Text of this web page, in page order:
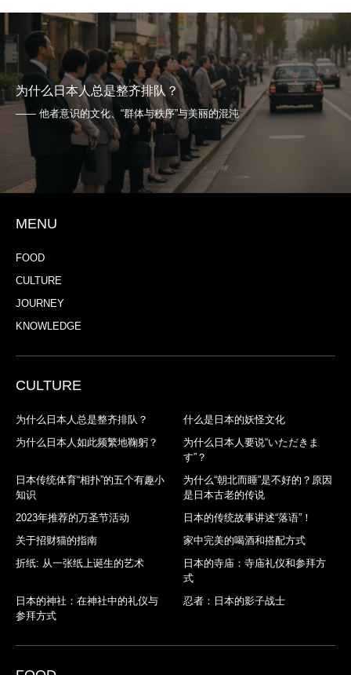
为什么日本人总是整齐排队？
—— 他者意识的文化、“群体与秩序”与美丽的混沌
MENU
FOOD
CULTURE
JOURNEY
KNOWLEDGE
CULTURE
为什么日本人总是整齐排队？
什么是日本的妖怪文化
为什么日本人如此频繁地鞠躬？
为什么日本人要说“いただきま
す”？
日本传统体育“相扑”的五个有趣小
知识
为什么“朝北而睡”是不好的？原因
是日本古老的传说
2023年推荐的万圣节活动
日本的传统故事讲述“落语”！
关于招财猫的指南
家中完美的喝酒和搭配方式
折纸: 从一张纸上诞生的艺术
日本的寺庙：寺庙礼仪和参拜方
式
日本的神社：在神社中的礼仪与
参拜方式
忍者：日本的影子战士